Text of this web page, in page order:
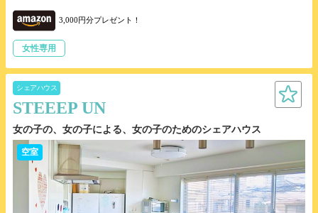
3,000円分プレゼント！
女性専用
シェアハウス
STEEEP UN
女の子の、女の子による、女の子のためのシェアハウス
空室